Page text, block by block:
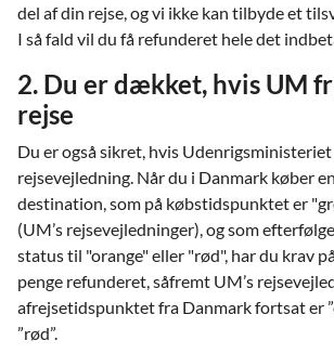
del af din rejse, og vi ikke kan tilbyde et
I så fald vil du få refunderet hele det
2. Du er dækket, hvis UM
rejse
Du er også sikret, hvis
rejsevejledning. Når du i Danmark køber
destination, som på købstidspunktet er
(UM’s rejsevejledninger), og som
status til "orange" eller "rød", har du krav
penge refunderet, såfremt UM’s
afrejsetidspunktet fra Danmark fortsat er
”rød”.